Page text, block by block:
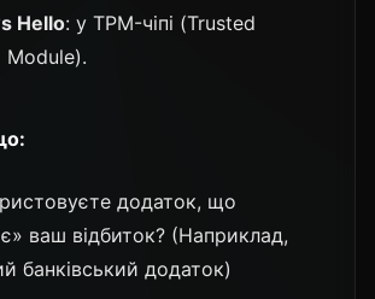
Hello: у TPM-чіпі (Trusted
Module).
додаток, що
ваш відбиток? (Наприклад,
банківський додаток)